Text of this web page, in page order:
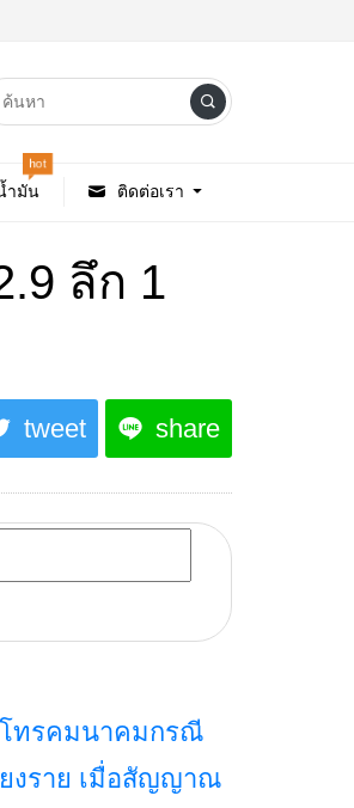
ำมัน
hot
ติดต่อเรา
ลึก 1
tweet share
โทรคมนาคมกรณี
งราย เมื่อสัญญาณ